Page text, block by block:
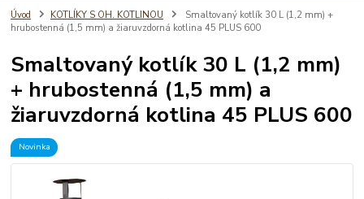
Úvod KOTLÍKY S OH. KOTLINOU
Smaltovaný kotlík 30 L (1,2 mm) +
hrubostenná (1,5 mm) a žiaruvzdorná kotlina 45 PLUS 600
Smaltovaný kotlík 30 L (1,2 mm)
+ hrubostenná (1,5 mm) a
žiaruvzdorná kotlina 45 PLUS 600
Novinka